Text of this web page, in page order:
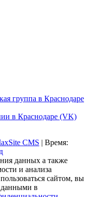
группа в Краснодаре
в Краснодаре (VK)
CMS | Время:
данных а также
и анализа
сайтом, вы
данными в